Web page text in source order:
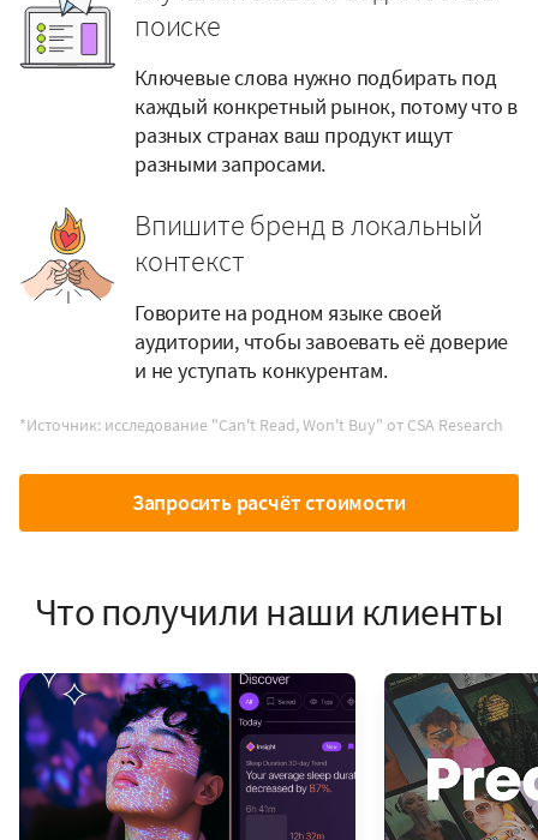
поиске
Ключевые слова нужно подбирать под
каждый конкретный рынок, потому что в
разных странах ваш продукт ищут
разными запросами.
Впишите бренд в локальный
контекст
Говорите на родном языке своей
аудитории, чтобы завоевать её доверие
и не уступать конкурентам.
*Источник: исследование "Can't Read, Won't Buy" от CSA Research
Запросить расчёт стоимости
Что получили наши клиенты